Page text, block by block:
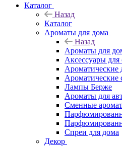
Каталог
Назад
Каталог
Ароматы для дома
Назад
Ароматы для
Аксессуары для
Ароматические
Лампы Берже
Ароматы для
Сменные
Спреи для дома
Декор